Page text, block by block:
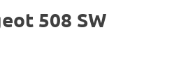
508 SW